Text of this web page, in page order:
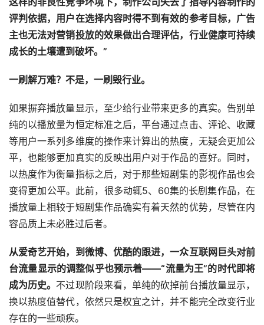
评判依据，用户在选择内容时得不到有效的参考目标，广告
主也无法对营销投放的效果做出合理评估，行业健康可持续
成长的土壤遭到破坏。”
一刷解万难？不是，一刷毁行业。
如果摒弃播放量显示，至少给行业带来更多的真实。告别单
纯的以播放量为恒定标准之后，平台通过点击、评论、收藏
等用户一系列多维度的操作来计算出的热度，无疑会更加公
平，也能够更加真实的反映出用户对于作品的喜好。同时，
以热度作为衡量指标之后，对于那些短剧集的影视作品也会
变得更加公平。此前，很多动辄5、60集的长剧集作品，在
播放量上相较于短剧集作品确实有着天然的优势，尽管在内
容品质上未必胜过后者。
从爱奇艺开始，到微博、优酷的跟进，一众互联网巨头对前
台流量显示的调整似乎也预示着——“流量为王”的时代即将
成为历史。 不过现阶段来看，单纯的砍掉前台播放量显示，
换以热度值替代，依然只是权宜之计，并不能完全改变行业
存在的一些顽疾。